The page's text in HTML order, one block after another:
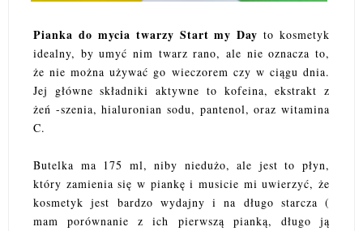
Pianka do mycia twarzy Start my Day to kosmetyk
idealny, by umyć nim twarz rano, ale nie oznacza to,
że nie można używać go wieczorem czy w ciągu dnia.
Jej główne składniki aktywne to kofeina, ekstrakt z
żeń -szenia, hialuronian sodu, pantenol, oraz witamina
C.
Butelka ma 175 ml, niby niedużo, ale jest to płyn,
który zamienia się w piankę i musicie mi uwierzyć, że
kosmetyk jest bardzo wydajny i na długo starcza (
mam porównanie z ich pierwszą pianką, długo ją